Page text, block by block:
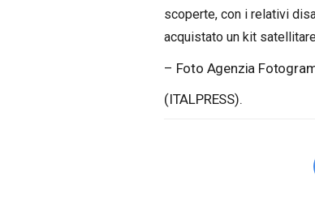
scoperte, con i relativi
acquistato un kit
– Foto Agenzia
(ITALPRESS).